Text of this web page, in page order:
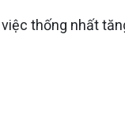
thống nhất